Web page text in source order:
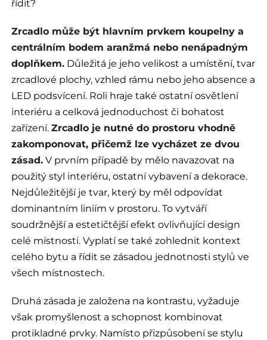
řídit?
Zrcadlo může být hlavním prvkem koupelny a
centrálním bodem aranžmá nebo nenápadným
doplňkem. Důležitá je jeho velikost a umístění, tvar
zrcadlové plochy, vzhled rámu nebo jeho absence a
LED podsvícení. Roli hraje také ostatní osvětlení
interiéru a celková jednoduchost či bohatost
zařízení.Zrcadlo je nutné do prostoru vhodně
zakomponovat, přičemž lze vycházet ze dvou
zásad. V prvním případě by mělo navazovat na
použitý styl interiéru, ostatní vybavení a dekorace.
Nejdůležitější je tvar, který by měl odpovídat
dominantním liniím v prostoru. To vytváří
soudržnější a estetičtější efekt ovlivňující design
celé místnosti. Vyplatí se také zohlednit kontext
celého bytu a řídit se zásadou jednotnosti stylů ve
všech místnostech.
Druhá zásada je založena na kontrastu, vyžaduje
však promyšlenost a schopnost kombinovat
protikladné prvky. Namísto přizpůsobení se stylu